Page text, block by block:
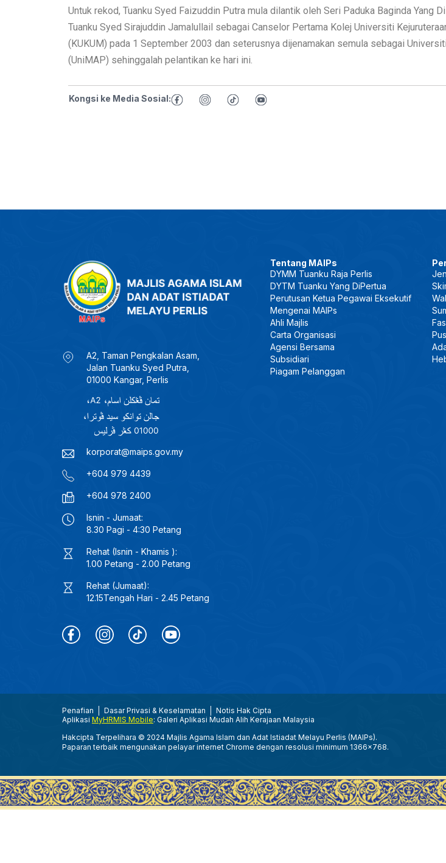
Untuk rekod, Tuanku Syed Faizuddin Putra mula dilantik oleh Seri Paduka Baginda Yang
Tuanku Syed Sirajuddin Jamalullail sebagai Canselor Pertama Kolej Universiti
(KUKUM) pada 1 September 2003 dan seterusnya dijenamakan semula sebagai
(UniMAP) sehinggalah pelantikan ke hari ini.
Kongsi ke Media Sosial:
A2, Taman Pengkalan Asam,
Jalan Tuanku Syed Putra,
01000 Kangar, Perlis
korporat@maips.gov.my
+604 979 4439
+604 978 2400
Isnin - Jumaat:
8.30 Pagi - 4:30 Petang
Rehat (Isnin - Khamis ):
1.00 Petang - 2.00 Petang
Rehat (Jumaat):
12.15Tengah Hari - 2.45 Petang
Tentang MAIPs
DYMM Tuanku Raja Perlis
DYTM Tuanku Yang DiPertua
Perutusan Ketua Pegawai Eksekutif
Mengenai MAIPs
Ahli Majlis
Carta Organisasi
Agensi Bersama
Subsidiari
Piagam Pelanggan
Penafian Dasar Privasi & Keselamatan
Notis Hak Cipta
Aplikasi MyHRMIS Mobile: Galeri Aplikasi Mudah Alih Kerajaan Malaysia
Hakcipta Terpelihara © 2024 Majlis Agama Islam dan Adat Istiadat Melayu Perlis (MAIPs).
Paparan terbaik mengunakan pelayar internet Chrome dengan resolusi minimum 1366x768.